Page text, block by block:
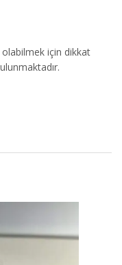
olabilmek için dikkat